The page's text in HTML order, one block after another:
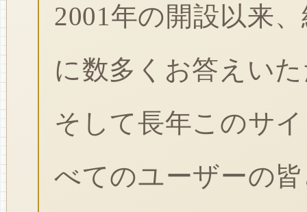
2001年の開設以来
に数多くお答えい
そして長年このサ
べてのユーザーの